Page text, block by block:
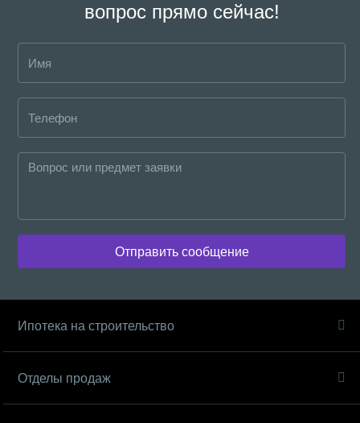
вопрос прямо сейчас!
Отправить сообщение
Ипотека на строительство
Отделы продаж